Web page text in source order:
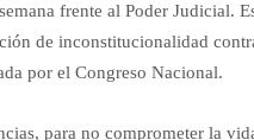
frente al Poder Judicial.
de inconstitucionalidad
por el Congreso Nacional.
para no comprometer la